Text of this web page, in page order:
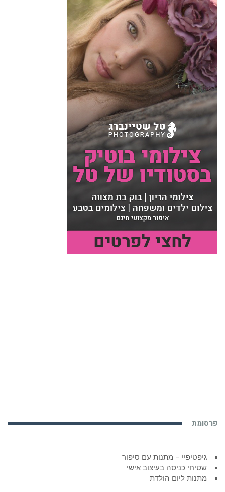
פרסומת
גיפטיפיי – מתנות עם סיפור
שטיחי כניסה בעיצוב אישי
מתנות ליום הולדת